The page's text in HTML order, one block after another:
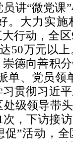
讲“微党课
。大力实施
行动，全
50万元以
德向善积
单、党员领
贯彻习近
级领导带
，下访接
促”活动，